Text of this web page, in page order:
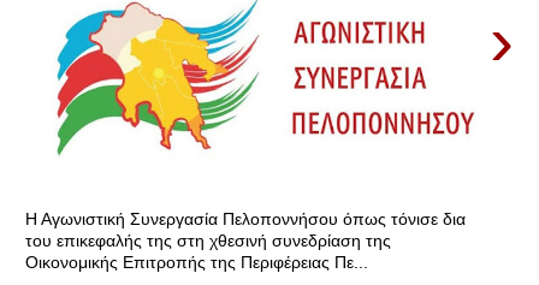
›
Η Αγωνιστική Συνεργασία Πελοποννήσου όπως τόνισε δια
του επικεφαλής της στη χθεσινή συνεδρίαση της
Οικονομικής Επιτροπής της Περιφέρειας Πε...